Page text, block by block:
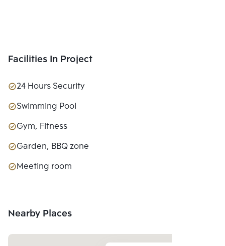
Facilities In Project
24 Hours Security
Swimming Pool
Gym, Fitness
Garden, BBQ zone
Meeting room
Nearby Places